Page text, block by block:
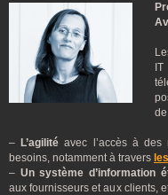
– L’agilité avec l’accès à des
besoins, notamment à travers
– Un système d’information
aux fournisseurs et aux clients,